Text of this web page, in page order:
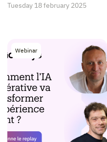
Tuesday 18 february 2025
Webinar